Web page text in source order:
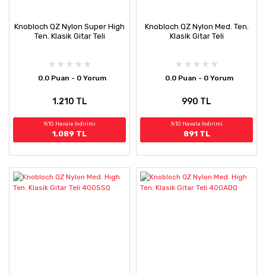
Knobloch QZ Nylon Super High
Ten. Klasik Gitar Teli
0.0 Puan - 0 Yorum
1.210 TL
%10 Havale İndirimi
1.089 TL
Knobloch QZ Nylon Med. Ten.
Klasik Gitar Teli
0.0 Puan - 0 Yorum
990 TL
%10 Havale İndirimi
891 TL